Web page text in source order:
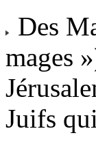
Des
mages
Juifs